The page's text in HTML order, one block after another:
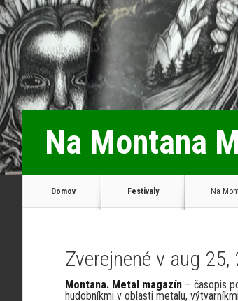
Na Montana
Domov Festivaly Na
Zverejnené v aug 25,
Montana. Metal magazín – časopis
hudobníkmi v oblasti metalu,